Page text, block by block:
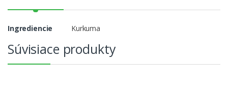
Ingrediencie Kurkuma
Súvisiace produkty